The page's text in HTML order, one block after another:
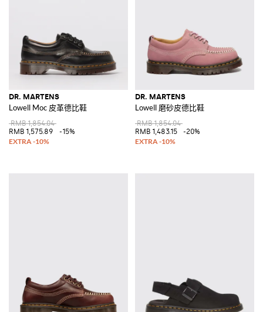
DR. MARTENS
Lowell Moc 皮革德比鞋
RMB 1,854.04
RMB 1,575.89
-15%
DR. MARTENS
Lowell 磨砂皮德比鞋
RMB 1,854.04
RMB 1,483.15
-20%